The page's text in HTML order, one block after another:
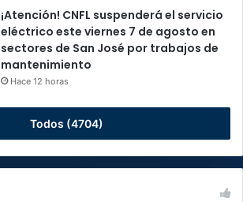
¡Atención! CNFL suspenderá el servicio
eléctrico este viernes 7 de agosto en
sectores de San José por trabajos de
mantenimiento
Hace 12 horas
Todos (4704)